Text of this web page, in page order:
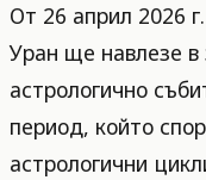
От 26 април 2026
Уран ще навлезе в
астрологично
период, който
астрологични